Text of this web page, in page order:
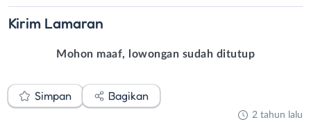
Kirim Lamaran
Mohon maaf, lowongan sudah ditutup
Simpan Bagikan
2 tahun lalu